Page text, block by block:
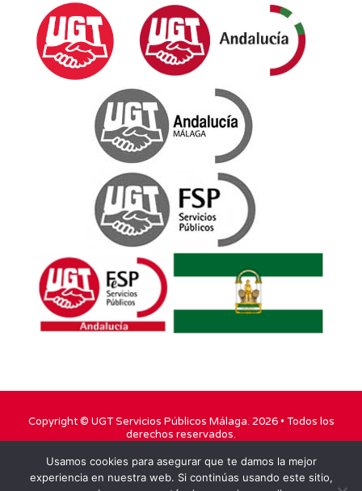
Copyright © UGT Servicios Públicos Málaga. 2026 • Todos los
derechos reservados.
TWITTER FACEBOOK YOUTUBE
Usamos cookies para asegurar que te damos la mejor
experiencia en nuestra web. Si continúas usando este sitio,